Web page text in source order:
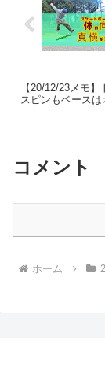
【20/12/23メモ
スピンもベースは
コメント
ホーム